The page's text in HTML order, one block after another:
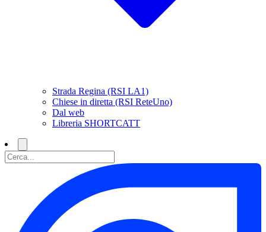
Strada Regina (RSI LA1)
Chiese in diretta (RSI ReteUno)
Dal web
Libreria SHORTCATT